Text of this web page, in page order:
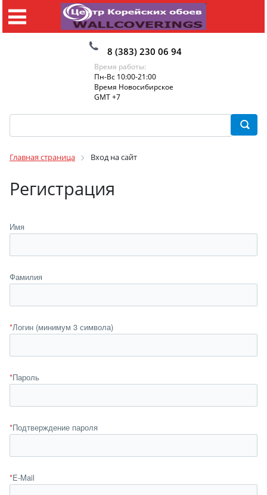
8 (383) 230 06 94
Время работы:
Пн-Вс 10:00-21:00
Время Новосибирское
GMT +7
Главная страница Вход на сайт
Регистрация
Имя
Фамилия
*Логин (минимум 3 символа)
*Пароль
*Подтверждение пароля
*E-Mail